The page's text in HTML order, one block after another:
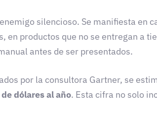
silencioso. Se manifiesta en
en productos que no se entregan a
antes de ser presentados.
por la consultora Gartner, se
dólares al año. Esta cifra no solo